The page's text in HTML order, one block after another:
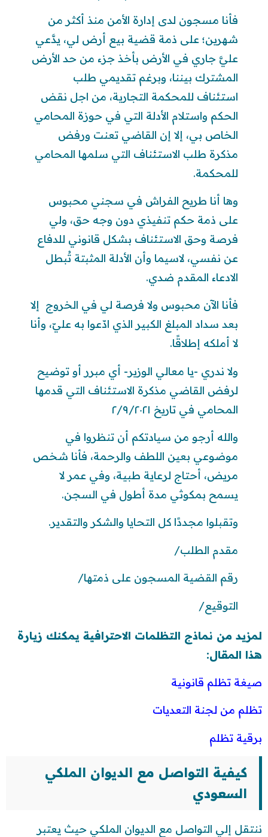
فأنا مسجون لدى إدارة الأمن منذ أكثر من
شهرين؛ على ذمة قضية بيع أرض لي، يدَّعي
عليَّ جاري في الأرض بأخذ جزء من حد الأرض
المشترك بيننا، وبرغم تقديمي طلب
استئناف للمحكمة التجارية، من اجل نقض
الحكم واستلام الأدلة التي في حوزة المحامي
الخاص بي، إلا إن القاضي تعنت ورفض
مذكرة طلب الاستئناف التي سلمها المحامي
للمحكمة.
وها أنا طريح الفراش في سجني محبوس
على ذمة حكم تنفيذي دون وجه حق، ولي
فرصة وحق الاستئناف بشكل قانوني للدفاع
عن نفسي، لاسيما وأن الأدلة المثبتة تُبطل
الادعاء المقدم ضدي.
فأنا الآن محبوس ولا فرصة لي في الخروج إلا
بعد سداد المبلغ الكبير الذي ادّعوا به عليّ، وأنا
لا أملكه إطلاقًا.
ولا ندري -يا معالي الوزير- أي مبرر أو توضيح
لرفض القاضي مذكرة الاستئناف التي قدمها
المحامي في تاريخ ٢/٩/٢٠٢١
والله أرجو من سيادتكم أن تنظروا في
موضوعي بعين اللطف والرحمة، فأنا شخص
مريض، أحتاج لرعاية طبية، وفي عمر لا
يسمح بمكوثي مدة أطول في السجن.
وتقبلوا مجددًا كل التحايا والشكر والتقدير.
مقدم الطلب/
رقم القضية المسجون على ذمتها/
التوقيع/
لمزيد من نماذج التظلمات الاحترافية يمكنك زيارة
هذا المقال:
صيغة تظلم قانونية
تظلم من لجنة التعديات
برقية تظلم
كيفية التواصل مع الديوان الملكي
السعودي
ننتقل إلي التواصل مع الديوان الملكي حيث يعتبر